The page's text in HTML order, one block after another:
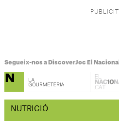
Segueix-nos a DiscoverJoc El Nacional
NUTRICIÓ